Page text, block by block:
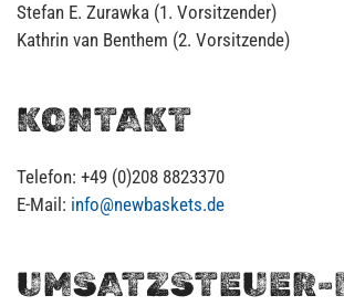
Stefan E. Zurawka (1. Vorsitzender)
Kathrin van Benthem (2. Vorsitzende)
KONTAKT
Telefon: +49 (0)208 8823370
E-Mail: info@newbaskets.de
UMSATZSTEUER-